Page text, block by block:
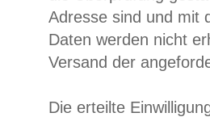
Adresse sind und mit
Daten werden nicht
Versand der
Die erteilte